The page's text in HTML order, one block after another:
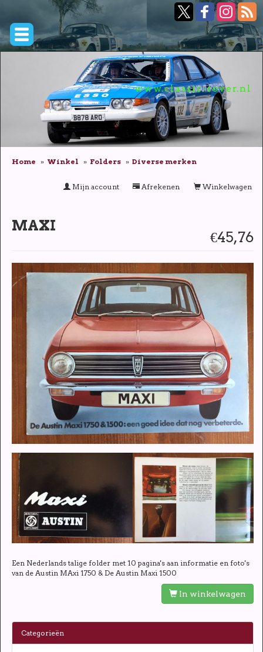
www.classic-rover.nl
Home Winkel Folders Diverse merken
Winkelwagen
Afrekenen
Mijn account
€45,76
MAXI
Een Nederlands talige folder met 10 pagina's aan informatie en foto's
van de Austin MAxi 1750 & De Austin Maxi 1500
In winkelwagen
Categorieën